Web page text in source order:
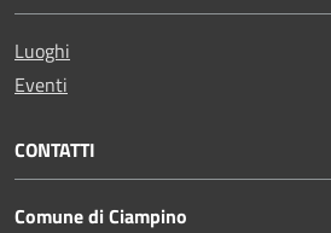
Luoghi
Eventi
CONTATTI
Comune di Ciampino